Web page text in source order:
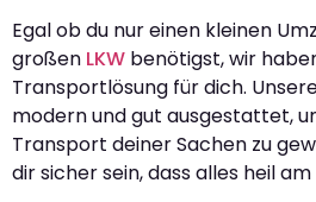
Egal ob du nur einen kleinen
großen LKW benötigst, wir
Transportlösung für dich.
modern und gut ausgestattet,
Transport deiner Sachen zu
dir sicher sein, dass alles heil